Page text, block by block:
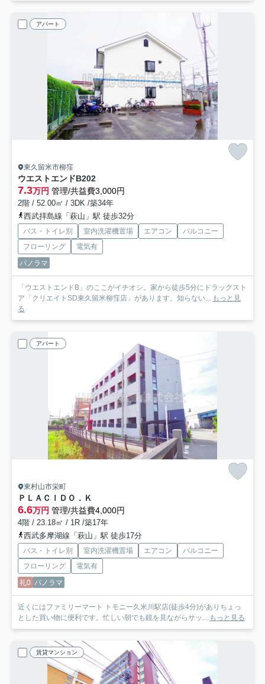
アパート
東久留米市柳窪
ウエストエンドB202
7.3万円 管理/共益費3,000円
2階 / 52.00㎡ / 3DK /築34年
西武拝島線「萩山」駅 徒歩32分
バス・トイレ別 室内洗濯機置場 エアコン
バルコニー
フローリング
電気有
パノラマ
「ウエストエンドB」のここがイチオシ。家から徒歩5分にドラッグスト
ア「クリエイトSD東久留米柳窪店」があります。知らない... もっと見
る
アパート
東村山市栄町
ＰＬＡＣＩＤＯ．Ｋ
6.6万円 管理/共益費4,000円
4階 / 23.18㎡ / 1R /築17年
西武多摩湖線「萩山」駅 徒歩17分
バス・トイレ別 室内洗濯機置場 エアコン
バルコニー
フローリング
電気有
礼0 パノラマ
近くにはファミリーマート トモニー久米川駅店(徒歩4分)がありちょっ
とした買い物に便利です。忙しい朝でも鏡を見ながらサッ... もっと見る
賃貸マンション